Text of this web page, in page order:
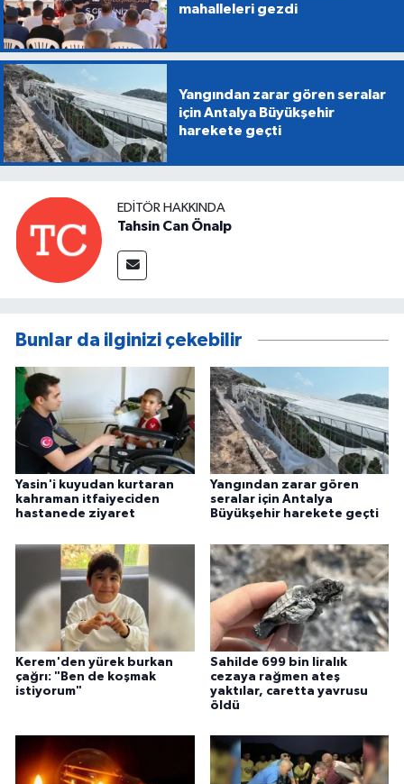
mahalleleri gezdi
Yangından zarar gören seralar
için Antalya Büyükşehir
harekete geçti
EDITÖR HAKKINDA
Tahsin Can Önalp
Bunlar da ilginizi çekebilir
Yasin'i kuyudan kurtaran
kahraman itfaiyeciden
hastanede ziyaret
Yangından zarar gören
seralar için Antalya
Büyükşehir harekete geçti
Kerem'den yürek burkan
çağrı: "Ben de koşmak
istiyorum"
Sahilde 699 bin liralık
cezaya rağmen ateş
yaktılar, caretta yavrusu
öldü